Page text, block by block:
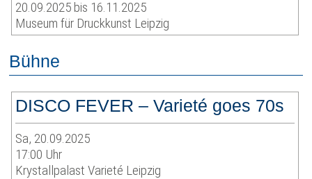
20.09.2025 bis 16.11.2025
Museum für Druckkunst Leipzig
Bühne
DISCO FEVER – Varieté goes 70s
Sa, 20.09.2025
17:00 Uhr
Krystallpalast Varieté Leipzig